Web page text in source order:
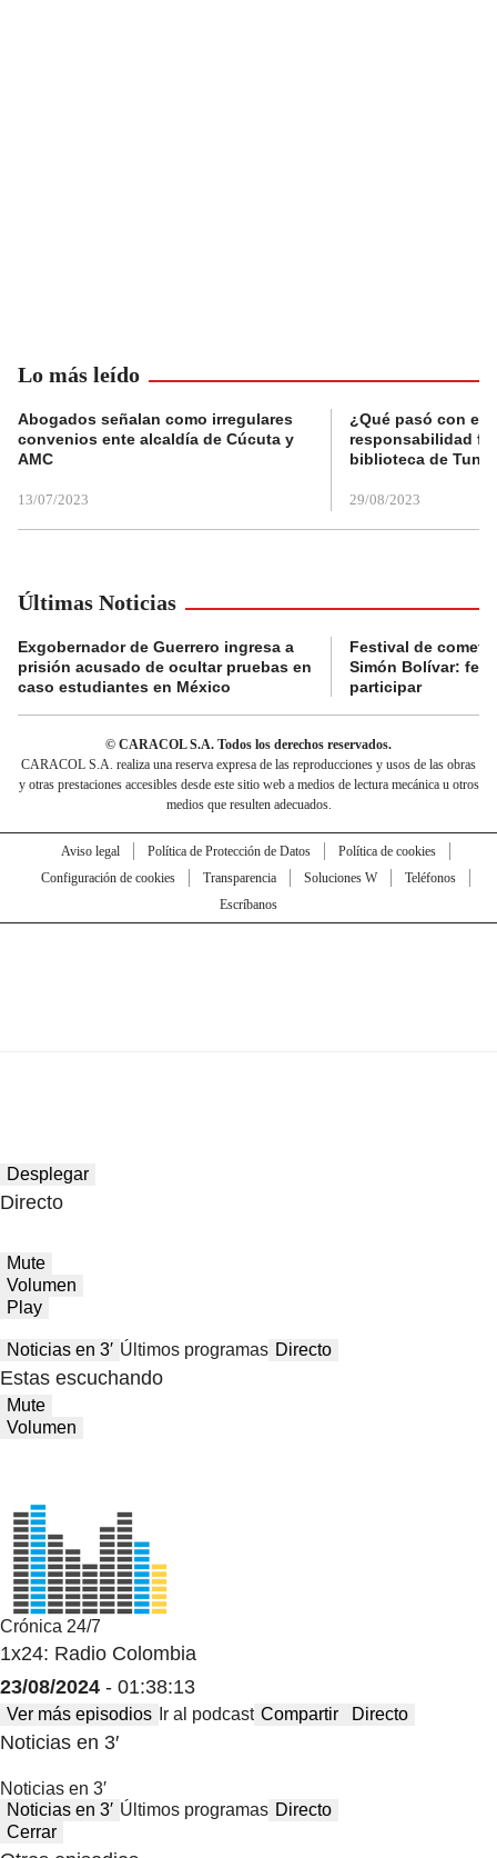
Lo más leído
Abogados señalan como irregulares
convenios ente alcaldía de Cúcuta y
AMC
13/07/2023
¿Qué pasó con el
responsabilidad
biblioteca de
29/08/2023
Últimas Noticias
Exgobernador de Guerrero ingresa a
prisión acusado de ocultar pruebas en
caso estudiantes en México
Festival de
Simón Bolívar:
participar
© CARACOL S.A. Todos los derechos reservados.
CARACOL S.A. realiza una reserva expresa de las reproducciones y usos de las obras
y otras prestaciones accesibles desde este sitio web a medios de lectura mecánica u otros
medios que resulten adecuados.
Aviso legal Política de Protección de Datos
Política de cookies
Configuración de cookies
Transparencia Soluciones W
Teléfonos
Escríbanos
Desplegar
Directo
Mute
Volumen
Play
Noticias en 3′ Últimos programas Directo
Estas escuchando
Mute
Volumen
Crónica 24/7
1x24: Radio Colombia
23/08/2024 - 01:38:13
Ver más episodios Ir al podcast Compartir Directo
Noticias en 3′
Noticias en 3′
Noticias en 3′ Últimos programas Directo
Cerrar